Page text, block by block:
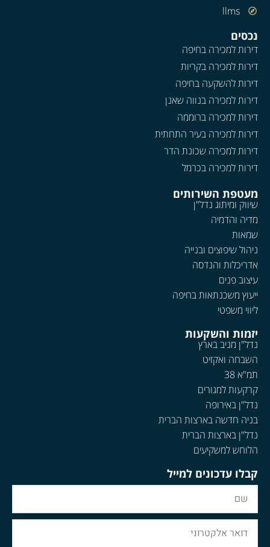
llms
נכסים
דירות למכירה בחיפה
דירות למכירה בקריות
דירות להשקעה בחיפה
דירות למכירה בנווה שאנן
דירות למכירה ברוממה
דירות למכירה בעיר התחתית
דירות למכירה שכונת הדר
דירות למכירה בכרמל
מעטפת השירותים
שיווק ומיתוג נדל"ן
מדיה והדמיה
שמאות
ניהול שיפוצים ובנייה
אדריכלות והנדסה
עיצוב פנים
ייעוץ משכנתאות בחיפה
ליווי משפטי
יזמות והשקעות
נדל"ן מניב בארץ
השבחה ואקזיט
תמ"א 38
קרקעות למגורים
נדל"ן באירופה
בניה חדשה בארצות הברית
נדל"ן בארצות הברית
הלוחש למשקיעים
קבלו עדכונים למייל